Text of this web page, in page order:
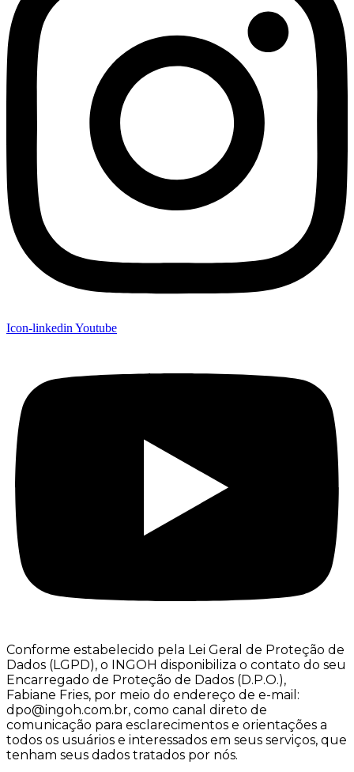
Icon-linkedin Youtube
Conforme estabelecido pela Lei Geral de Proteção de
Dados (LGPD), o INGOH disponibiliza o contato do seu
Encarregado de Proteção de Dados (D.P.O.),
Fabiane Fries, por meio do endereço de e-mail:
dpo@ingoh.com.br, como canal direto de
comunicação para esclarecimentos e orientações a
todos os usuários e interessados em seus serviços, que
tenham seus dados tratados por nós.